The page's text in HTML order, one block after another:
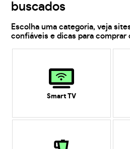
buscados
Escolha uma categoria, veja
confiáveis e dicas para comprar
Smart TV